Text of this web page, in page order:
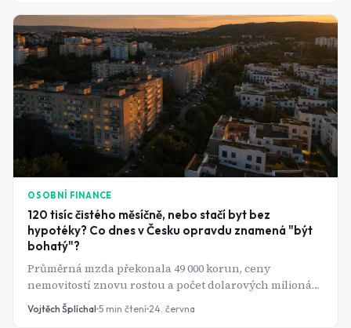
OSOBNÍ FINANCE
120 tisíc čistého měsíčně, nebo stačí byt bez
hypotéky? Co dnes v Česku opravdu znamená "být
bohatý"?
Průměrná mzda překonala 49 000 korun, ceny
nemovitostí znovu rostou a počet dolarových milionářů
se každý rok zvyšuje. Přesto většina Čechů nedokáže
říct, kde přesně bohatství začíná a čísla, která si lidé
Vojtěch Šplíchal 5 min čtení 24. června